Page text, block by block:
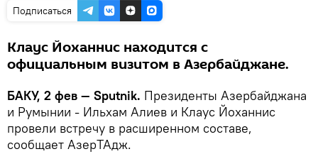
Подписаться
Клаус Йоханнис находится с
официальным визитом в Азербайджане.
БАКУ, 2 фев — Sputnik. Президенты Азербайджана
и Румынии - Ильхам Алиев и Клаус Йоханнис
провели встречу в расширенном составе,
сообщает АзерТАдж.